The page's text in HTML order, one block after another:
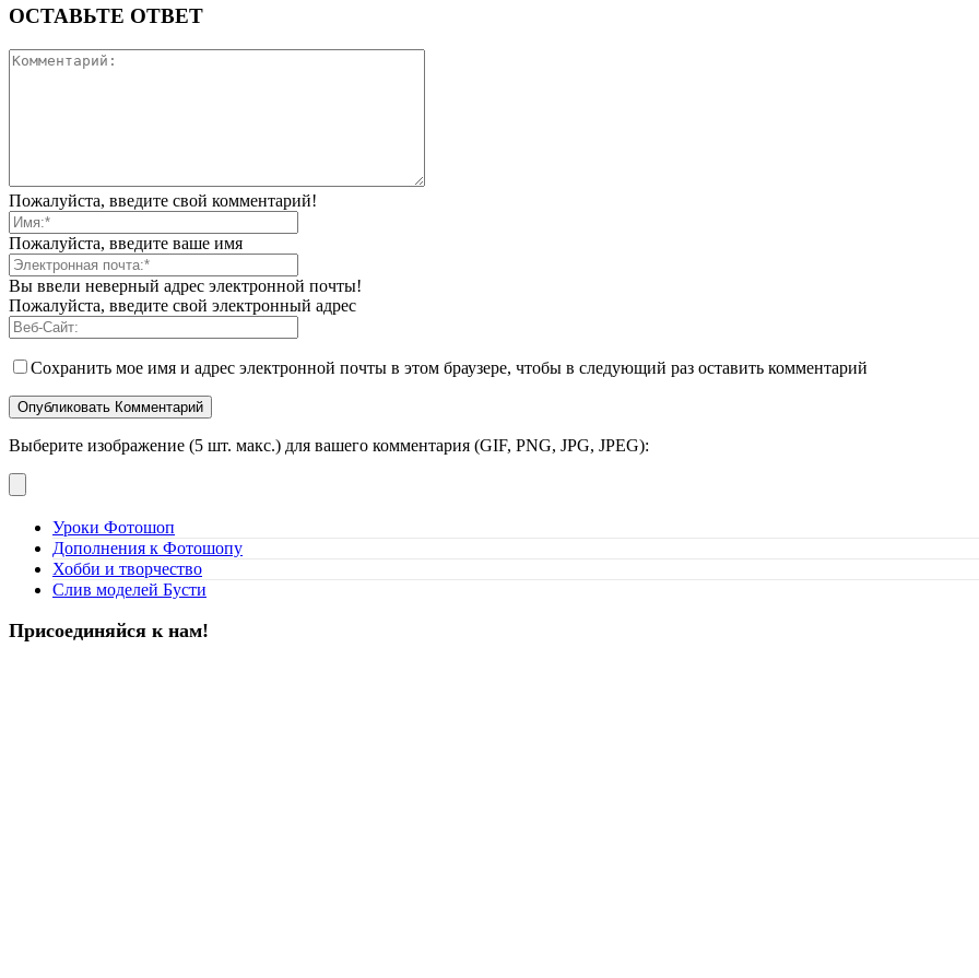
ОСТАВЬТЕ ОТВЕТ
Пожалуйста, введите свой комментарий!
Пожалуйста, введите ваше имя
Вы ввели неверный адрес электронной почты!
Пожалуйста, введите свой электронный адрес
Сохранить мое имя и адрес электронной почты в этом браузере, чтобы в следующий раз оставить комментарий
Выберите изображение (5 шт. макс.) для вашего комментария (GIF, PNG, JPG, JPEG):
Уроки Фотошоп
Дополнения к Фотошопу
Хобби и творчество
Слив моделей Бусти
Присоединяйся к нам!